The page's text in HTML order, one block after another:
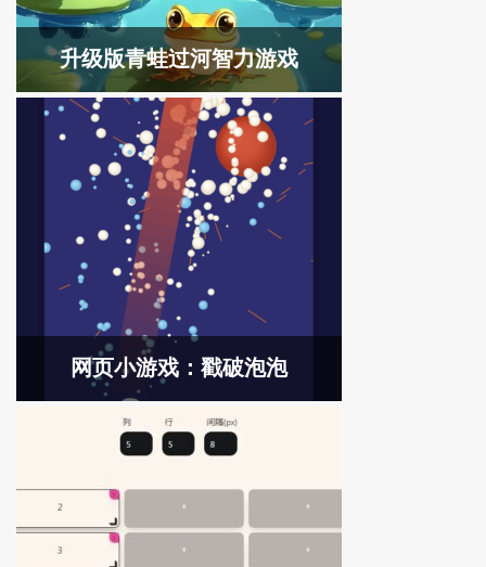
升级版青蛙过河智力游戏
网页小游戏：戳破泡泡